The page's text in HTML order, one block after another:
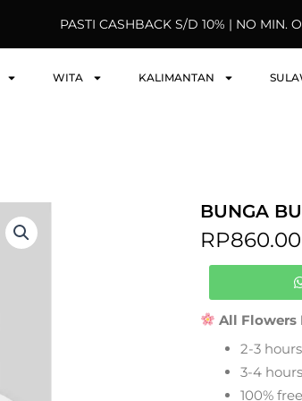
PASTI CASHBACK S/D 10% | NO MIN.
WITA KALIMANTAN
BUNGA
RP
All Flowers
2-3
3-4
100%